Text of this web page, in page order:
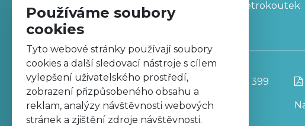
Retrokoutek
Základní škola, Trutnov, Komenského 399
499 811 195
zskomtu@zskomtu.cz
Používáme soubory
cookies
Tyto webové stránky používají soubory
cookies a další sledovací nástroje s cílem
vylepšení uživatelského prostředí,
zobrazení přizpůsobeného obsahu a
reklam, analýzy návštěvnosti webových
stránek a zjištění zdroje návštěvnosti.